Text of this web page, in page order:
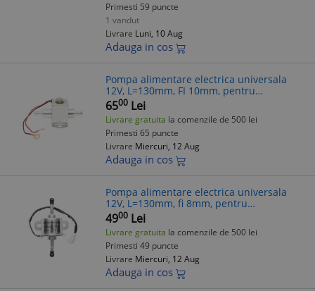
Primesti 59 puncte
1 vandut
Livrare Luni, 10 Aug
Adauga in cos
Pompa alimentare electrica universala
12V, L=130mm, FI 10mm, pentru
motorina/benzina, OEM MEP-12V-H
6500 Lei
Livrare gratuita la comenzile de 500 lei
Primesti 65 puncte
Livrare Miercuri, 12 Aug
Adauga in cos
Pompa alimentare electrica universala
12V, L=130mm, fi 8mm, pentru
motorina/benzina, OEM 21SK07
4900 Lei
Livrare gratuita la comenzile de 500 lei
Primesti 49 puncte
Livrare Miercuri, 12 Aug
Adauga in cos